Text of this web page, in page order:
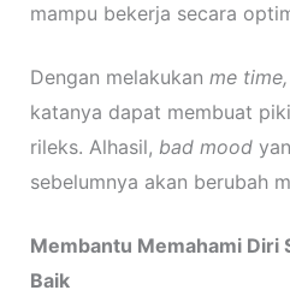
mampu bekerja secara
Dengan melakukan me time,
katanya dapat membuat
rileks. Alhasil, bad mood
sebelumnya akan berubah
Membantu Memahami Diri
Baik